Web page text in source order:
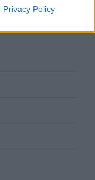
Privacy Policy